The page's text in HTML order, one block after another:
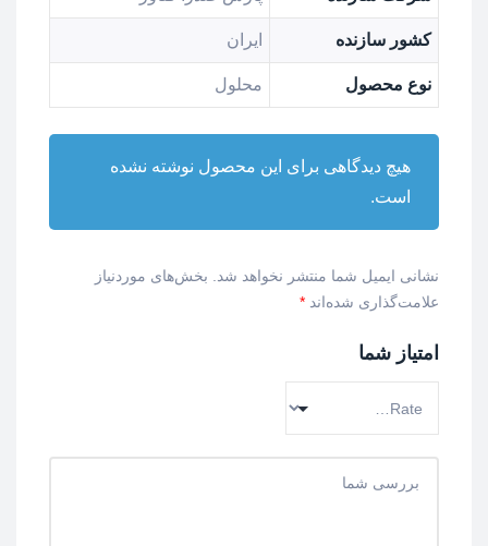
کشور سازنده ایران
نوع محصول محلول
هیچ دیدگاهی برای این محصول نوشته نشده
است.
نشانی ایمیل شما منتشر نخواهد شد.
بخش‌های موردنیاز
علامت‌گذاری شده‌اند *
امتیاز شما